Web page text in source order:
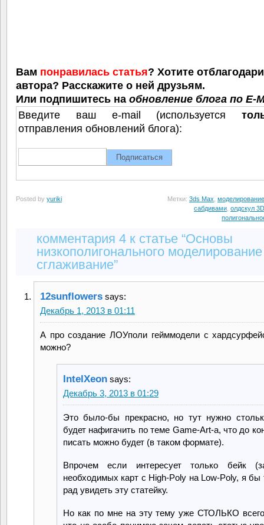
Вам понравилась статья? Хотите
автора? Расскажите о ней друзьям.
Или подпишитесь на обновление блога по E-
Введите ваш e-mail (используется
отправления обновлений блога):
Posted by yuriki Метки: 3ds Max, моделирование
сабдивами, олдскул
комментария 4 к статье “Основы
низкополигонального
сглаживание”
12sunflowers says:
Декабрь 1, 2013 в 01:11
А про создание ЛОУполи гейммодели с
можно?
IntelXeon says:
Декабрь 3, 2013 в 01:29
Это было-бы прекрасно, но тут нужно
будет нафигачить по теме Game-Art-а, что до
писать можно будет (в таком формате).
Впрочем если интересует только бейк
необходимых карт с High-Poly на Low-Poly, я
рад увидеть эту статейку.
Но как по мне на эту тему уже СТОЛЬКО